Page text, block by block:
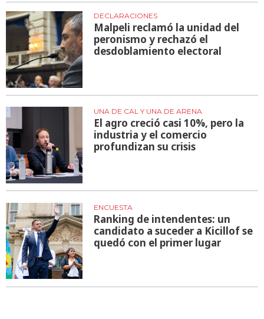
DECLARACIONES
Malpeli reclamó la unidad del
peronismo y rechazó el
desdoblamiento electoral
UNA DE CAL Y UNA DE ARENA
El agro creció casi 10%, pero la
industria y el comercio
profundizan su crisis
ENCUESTA
Ranking de intendentes: un
candidato a suceder a Kicillof se
quedó con el primer lugar